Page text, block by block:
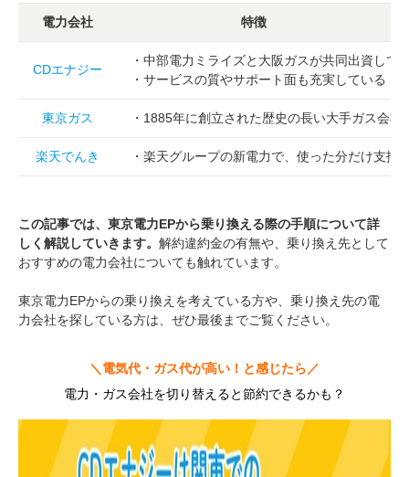
電力会社 特徴
CDエナジー
・中部電力ミライズと大阪ガスが共同出資して
・サービスの質やサポート面も充実している
東京ガス ・1885年に創立された歴史の長い大手ガス会
楽天でんき ・楽天グループの新電力で、使った分だけ支払
この記事では、東京電力EPから乗り換える際の手順について詳
しく解説していきます。 解約違約金の有無や、乗り換え先として
おすすめの電力会社についても触れています。
東京電力EPからの乗り換えを考えている方や、乗り換え先の電
力会社を探している方は、ぜひ最後までご覧ください。
＼電気代・ガス代が高い！と感じたら／
電力・ガス会社を切り替えると節約できるかも？